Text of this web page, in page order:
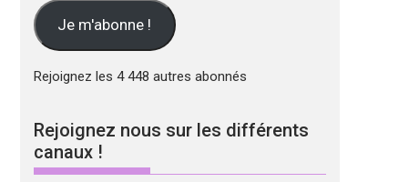
mail Je m'abonne !
Rejoignez les 4 448 autres abonnés
Rejoignez nous sur les différents
canaux !